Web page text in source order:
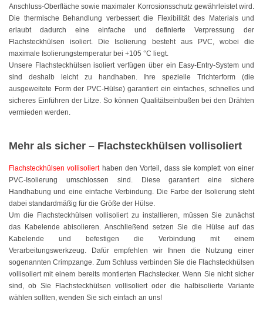
Hellbraun
Rosa
Grau
Oliv
Neon
Kleinpackungen
Kabelbinder Sets
Premium-Kabelbinder
Schwarz
Natur
Farbig
Rot
Anschluss-Oberfläche sowie maximaler Korrosionsschutz gewährleistet wird.
Die thermische Behandlung verbessert die Flexibilität des Materials und
erlaubt dadurch eine einfache und definierte Verpressung der
Flachsteckhülsen isoliert. Die Isolierung besteht aus PVC, wobei die
maximale Isolierungstemperatur bei +105 °C liegt.
Unsere Flachsteckhülsen isoliert verfügen über ein Easy-Entry-System und
sind deshalb leicht zu handhaben. Ihre spezielle Trichterform (die
ausgeweitete Form der PVC-Hülse) garantiert ein einfaches, schnelles und
sicheres Einführen der Litze. So können Qualitätseinbußen bei den Drähten
vermieden werden.
Mehr als sicher – Flachsteckhülsen vollisoliert
Flachsteckhülsen vollisolierthaben den Vorteil, dass sie komplett von einer
PVC-Isolierung umschlossen sind. Diese garantiert eine sichere
Handhabung und eine einfache Verbindung. Die Farbe der Isolierung steht
dabei standardmäßig für die Größe der Hülse.
Um die Flachsteckhülsen vollisoliert zu installieren, müssen Sie zunächst
das Kabelende abisolieren. Anschließend setzen Sie die Hülse auf das
Kabelende und befestigen die Verbindung mit einem
Verarbeitungswerkzeug. Dafür empfehlen wir Ihnen die Nutzung einer
sogenannten Crimpzange. Zum Schluss verbinden Sie die Flachsteckhülsen
vollisoliert mit einem bereits montierten Flachstecker. Wenn Sie nicht sicher
sind, ob Sie Flachsteckhülsen vollisoliert oder die halbisolierte Variante
wählen sollten, wenden Sie sich einfach an uns!